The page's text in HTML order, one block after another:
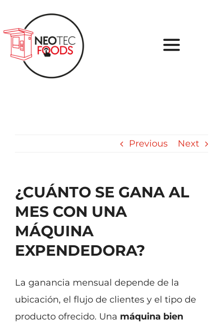
content
Toggle
Tu Proyecto
Casos de Éxito
Vídeos
Contacto
Previous Next
¿CUÁNTO SE GANA AL
MES CON UNA
MÁQUINA
EXPENDEDORA?
La ganancia mensual depende de la
ubicación, el flujo de clientes y el tipo de
producto ofrecido. Una máquina bien